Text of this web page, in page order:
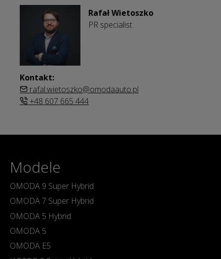
Rafał Wietoszko
PR specialist
Kontakt:
rafal.wietoszko@omodaauto.pl
+48 607 665 444
Modele
OMODA 9 Super Hybrid
OMODA 7 Super Hybrid
OMODA 5 Hybrid
OMODA 5
OMODA E5